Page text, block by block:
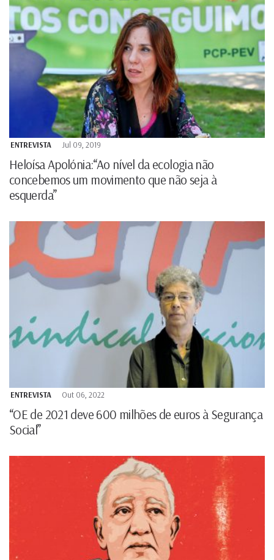
ENTREVISTA Jul 09, 2019
Heloísa Apolónia:“Ao nível da ecologia não
concebemos um movimento que não seja à
esquerda”
ENTREVISTA Out 06, 2022
“OE de 2021 deve 600 milhões de euros à Segurança
Social”